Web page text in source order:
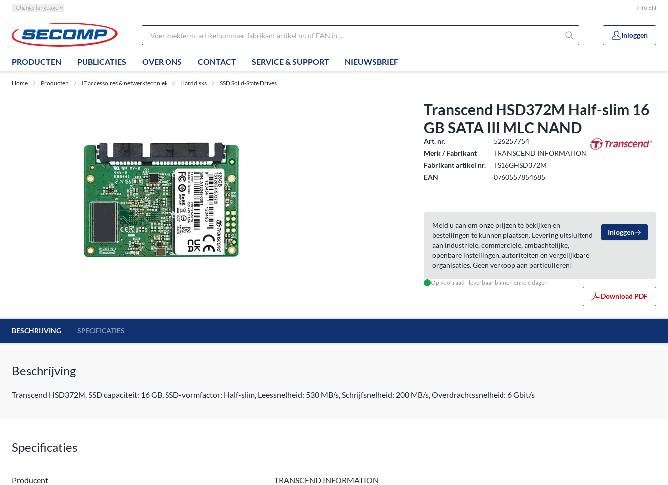
Change language Info EN
Inloggen
PRODUCTEN PUBLICATIES OVER ONS CONTACT SERVICE & SUPPORT NIEUWSBRIEF
Home Producten IT accessoires & netwerktechniek Harddisks SSD Solid-State Drives
Transcend HSD372M Half-slim 16
GB SATA III MLC NAND
Art. nr.
526257754
Merk / Fabrikant
TRANSCEND INFORMATION
Fabrikant artikel nr.
TS16GHSD372M
EAN
0760557854685
Meld u aan om onze prijzen te bekijken en
bestellingen te kunnen plaatsen. Levering uitsluitend
aan industriële, commerciële, ambachtelijke,
openbare instellingen, autoriteiten en vergelijkbare
organisaties. Geen verkoop aan particulieren!
Inloggen
Op voorraad - leverbaar binnen enkele dagen
Download PDF
BESCHRIJVING SPECIFICATIES
Beschrijving
Transcend HSD372M. SSD capaciteit: 16 GB, SSD-vormfactor: Half-slim, Leessnelheid: 530 MB/s, Schrijfsnelheid: 200 MB/s, Overdrachtssnelheid: 6 Gbit/s
Specificaties
Producent
TRANSCEND INFORMATION